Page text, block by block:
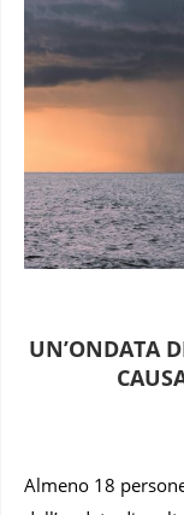
UN’ONDATA
Almeno 18